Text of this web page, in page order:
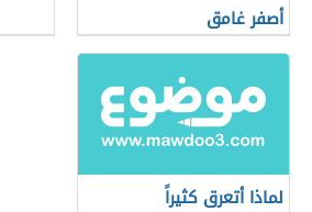
أصفر غامق
لماذا أتعرق كثيراً